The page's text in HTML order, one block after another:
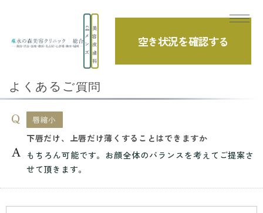
メ
ン
ズ
美
容
皮
膚
科
空き状況を確認する
TOP よくあるご質問 小顔・顎・唇
唇縮小
下唇だけ、上唇だけ薄くすることはできます...
よくあるご質問
唇縮小
下唇だけ、上唇だけ薄くすることはできますか
もちろん可能です。お顔全体のバランスを考えてご提案さ
せて頂きます。